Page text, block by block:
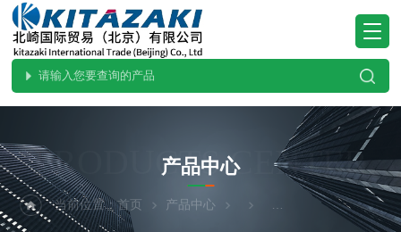
PRODUCTS CENTER
产品中心
当前位置：首页 产品中心 hirose-valves广濑阀门